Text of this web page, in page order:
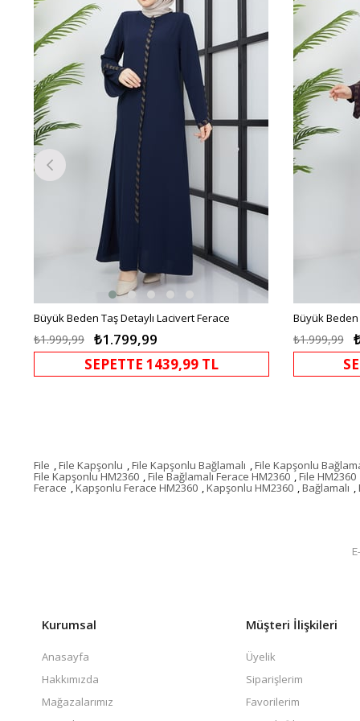
Büyük Beden Taş Detaylı Lacivert Ferace
₺1.799,99
₺1.999,99
SEPETTE 1439,99 TL
Büyük Beden
₺1.999,99
File ,File Kapşonlu ,File Kapşonlu Bağlamalı ,File Kapşonlu
File Kapşonlu HM2360 ,File Bağlamalı Ferace HM2360 ,File HM2360
Ferace ,Kapşonlu Ferace HM2360 ,Kapşonlu HM2360 ,Bağlamalı ,
Kurumsal
Anasayfa
Hakkımızda
Mağazalarımız
Müşteri İlişkileri
Üyelik
Siparişlerim
Favorilerim